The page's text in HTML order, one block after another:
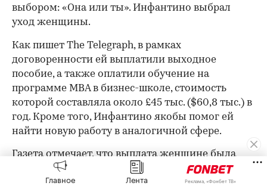
выбором: «Она или ты». Инфантино выбрал
уход женщины.
Как пишет The Telegraph, в рамках
договоренности ей выплатили выходное
пособие, а также оплатили обучение на
программе MBA в бизнес-школе, стоимость
которой составляла около £45 тыс. ($60,8 тыс.) в
год. Кроме того, Инфантино якобы помог ей
найти новую работу в аналогичной сфере.
Газета отмечает, что выплата женщине была
произведена из средств УЕФА.
Главное Лента Реклама, «Фонбет ТВ»